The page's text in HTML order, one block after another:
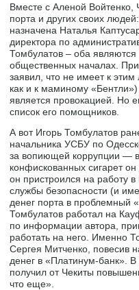
Вместе с Аленой Войтенко,
порта и других своих
назначена Наталья
директора по
Томбулатов – оба
общественных началах.
заявил, что не имеет к
как и к маминому
является провокацией. Но
список его помощников.
А вот Игорь Томбулатов
начальника УСБУ по
за вопиющей коррупции —
конфискованных сигарет
он пристроился на работу
службы безопасности (и
денег порта в проблемный
Томбулатов работал на
по информации автора,
работать на него. Именно
Сергея Митченко, повесив
денег в «Платинум-банк».
получил от Чекиты
что еще».